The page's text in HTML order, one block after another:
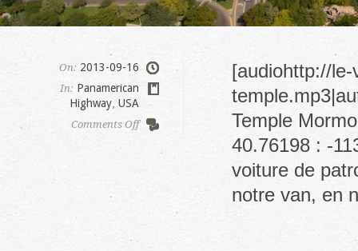
On: 2013-09-16
In: Panamerican
Highway USA
Comments Offon
Lake
[audiohttp://
Temple
40.76198 : -
voiture de
notre van, en